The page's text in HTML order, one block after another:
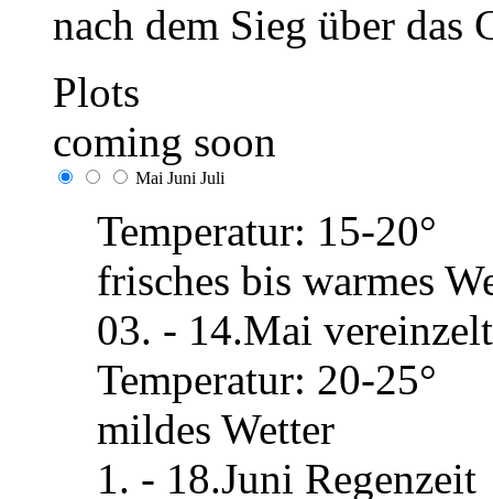
nach dem Sieg über das
Plots
coming soon
Mai Juni Juli
Temperatur: 15-20°
frisches bis warmes
03. - 14.Mai
Temperatur: 20-25°
mildes Wetter
1. - 18.Juni Regenzeit